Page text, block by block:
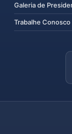
Galeria de
Trabalhe Conosco